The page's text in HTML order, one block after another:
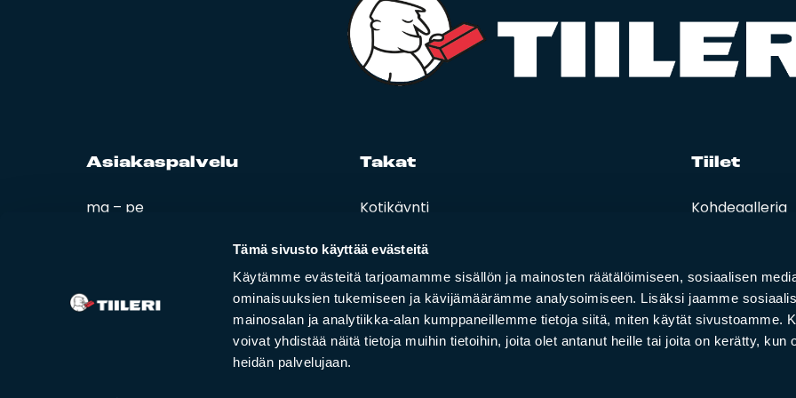
Tämä sivusto käyttää evästeitä
Käytämme evästeitä tarjoamamme sisällön ja mainosten räätälöimiseen, sosiaalisen
ominaisuuksien tukemiseen ja kävijämäärämme analysoimiseen. Lisäksi jaamme
mainosalan ja analytiikka-alan kumppaneillemme tietoja siitä, miten käytät sivustoamme.
voivat yhdistää näitä tietoja muihin tietoihin, joita olet antanut heille tai joita on kerätty, kun
heidän palvelujaan.
Asia­kas­pal­ve­lu
ma – pe
Ta­kat
Kotikäynti
Ohjeet ja oppaat
Tiileri lasku
Tii­let
Kohdegalleria